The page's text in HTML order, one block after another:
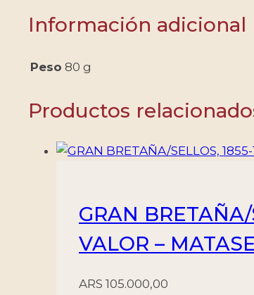
DE
-
-
cantidad
Información adicional
Peso 80 g
Productos
GRAN BRETAÑA/
VALOR –
ARS 105.000,00